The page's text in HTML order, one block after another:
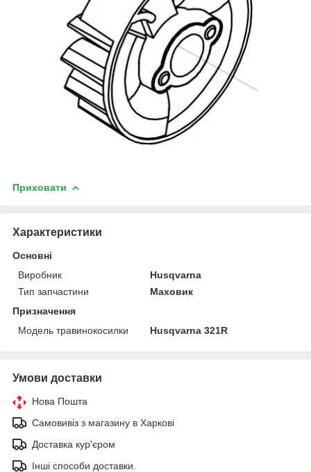
Приховати
Характеристики
Основні
Виробник
Husqvarna
Тип запчастини
Маховик
Призначення
Модель травинокосилки
Husqvarna 321R
Умови доставки
Нова Пошта
Самовивіз з магазину в Харкові
Доставка кур'єром
Інші способи доставки.